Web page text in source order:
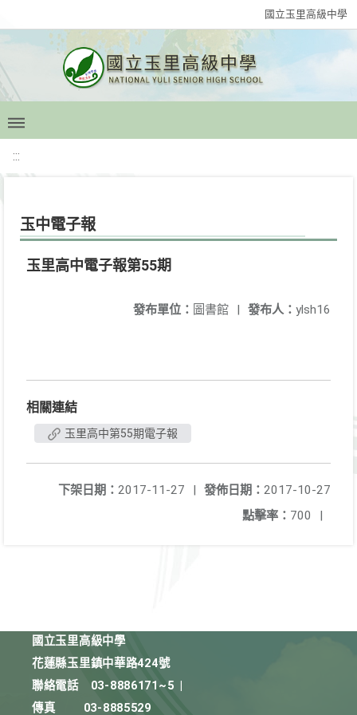
國立玉里高級中學
:::
玉中電子報
玉里高中電子報第55期
發布人： ylsh16
發布單位： 圖書館 |
相關連結
玉里高中第55期電子報
發佈日期： 2017-10-27
下架日期： 2017-11-27
|
點擊率： 700 |
國立玉里高級中學
花蓮縣玉里鎮中華路424號
聯絡電話
03-8886171~5
傳真
03-8885529